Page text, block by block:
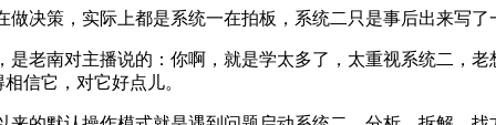
决策，实际上都是系统一在拍板，系统二只是事后出来写了
是老南对主播说的：你啊，就是学太多了，太重视系统二，
信它，对它好点儿。